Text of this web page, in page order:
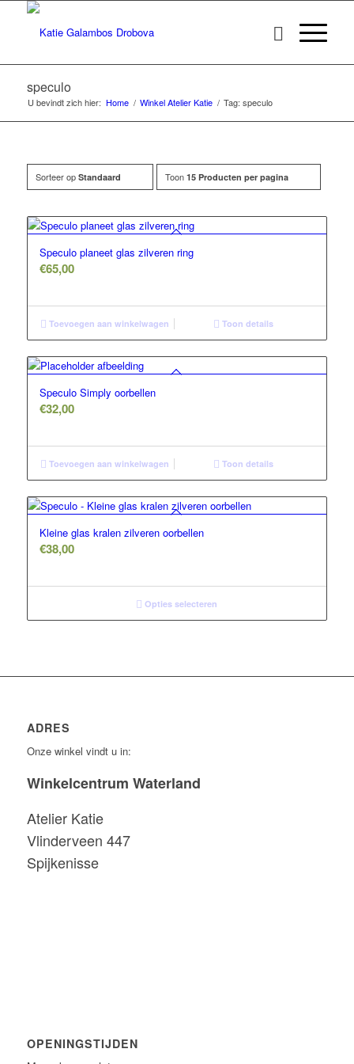
speculo
U bevindt zich hier: Home / Winkel Atelier Katie / Tag: speculo
Sorteer op Standaard Toon 15 Producten per pagina
Speculo planeet glas zilveren ring
€65,00
Toevoegen aan winkelwagen Toon details
Speculo Simply oorbellen
€32,00
Toevoegen aan winkelwagen Toon details
Kleine glas kralen zilveren oorbellen
€38,00
Opties selecteren
ADRES
Onze winkel vindt u in:
Winkelcentrum Waterland
Atelier Katie
Vlinderveen 447
Spijkenisse
OPENINGSTIJDEN